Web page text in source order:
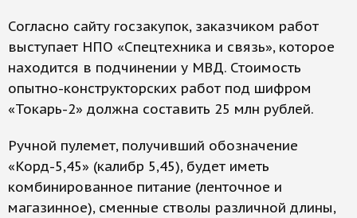
Согласно сайту госзакупок, заказчиком работ
выступает НПО «Спецтехника и связь», которое
находится в подчинении у МВД. Стоимость
опытно-конструкторских работ под шифром
«Токарь-2» должна составить 25 млн рублей.
Ручной пулемет, получивший обозначение
«Корд-5,45» (калибр 5,45), будет иметь
комбинированное питание (ленточное и
магазинное), сменные стволы различной длины,